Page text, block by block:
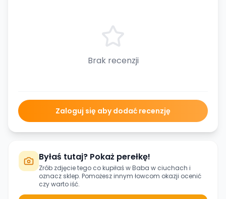
Brak recenzji
Zaloguj się aby dodać recenzję
Byłaś tutaj? Pokaż perełkę!
Zrób zdjęcie tego co kupiłaś wBaba w ciuchach i
oznacz sklep. Pomożesz innym łowcom okazji ocenić
czy warto iść.